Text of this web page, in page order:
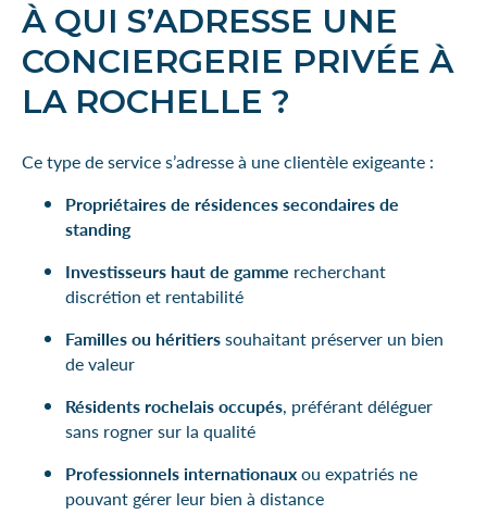
À QUI S’ADRESSE UNE
CONCIERGERIE PRIVÉE À
LA ROCHELLE ?
Ce type de service s’adresse à une clientèle exigeante :
Propriétaires de résidences secondaires de
standing
Investisseurs haut de gamme recherchant
discrétion et rentabilité
Familles ou héritierssouhaitant préserver un bien
de valeur
Résidents rochelais occupés, préférant déléguer
sans rogner sur la qualité
Professionnels internationauxou expatriés ne
pouvant gérer leur bien à distance